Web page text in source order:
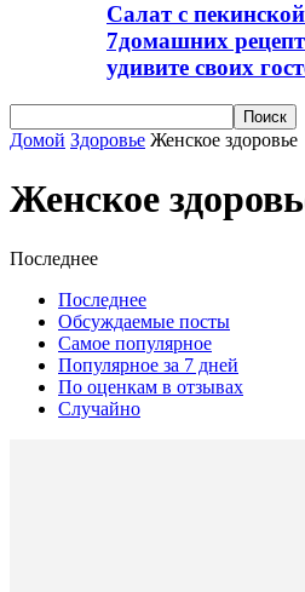
Салат с
7домашних
удивите своих
Домой Здоровье Женское здоровье
Женское
Последнее
Последнее
Обсуждаемые посты
Самое популярное
Популярное за 7 дней
По оценкам в отзывах
Случайно